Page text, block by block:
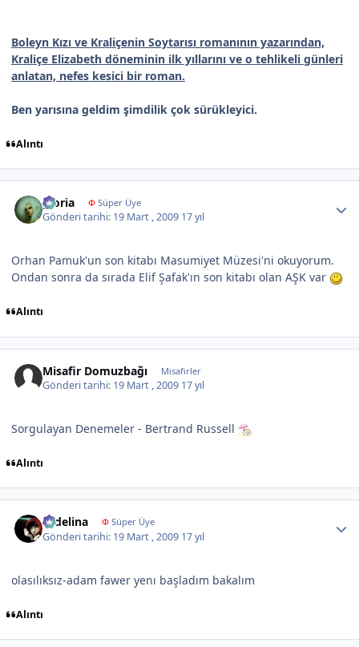
Boleyn Kızı ve Kraliçenin Soytarısı romanının yazarından,
Kraliçe Elizabeth döneminin ilk yıllarını ve o tehlikeli günleri
anlatan, nefes kesici bir roman.
Ben yarısına geldim şimdilik çok sürükleyici.
Alıntı
gloria ΦSüper Üye
Gönderi tarihi: 19 Mart , 2009 17 yıl
Orhan Pamuk'un son kitabı Masumiyet Müzesi'ni okuyorum.
Ondan sonra da sırada Elif Şafak'ın son kitabı olan AŞK var
Alıntı
Misafir Domuzbağı Misafirler
Gönderi tarihi: 19 Mart , 2009 17 yıl
Sorgulayan Denemeler - Bertrand Russell
Alıntı
sedelina ΦSüper Üye
Gönderi tarihi: 19 Mart , 2009 17 yıl
olasılıksız-adam fawer yenı başladım bakalım
Alıntı